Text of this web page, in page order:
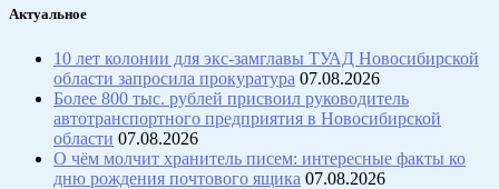
Актуальное
10 лет колонии для экс-замглавы ТУАД Новосибирской
области запросила прокуратура 07.08.2026
Более 800 тыс. рублей присвоил руководитель
автотранспортного предприятия в Новосибирской
области 07.08.2026
О чём молчит хранитель писем: интересные факты ко
дню рождения почтового ящика 07.08.2026